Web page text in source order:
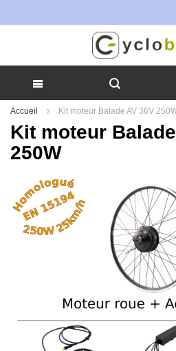
Allez
contenu
Accueil Kit moteur Balade AV 36V
Kit moteur
250W
the
end